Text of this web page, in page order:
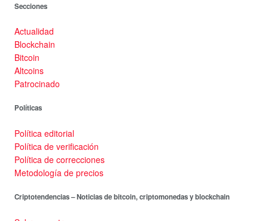
Secciones
Actualidad
Blockchain
Bitcoin
Altcoins
Patrocinado
Políticas
Política editorial
Política de verificación
Política de correcciones
Metodología de precios
Criptotendencias – Noticias de bitcoin, criptomonedas y blockchain